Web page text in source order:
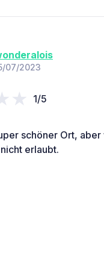
07/2023
1/5
schöner Ort,
erlaubt.